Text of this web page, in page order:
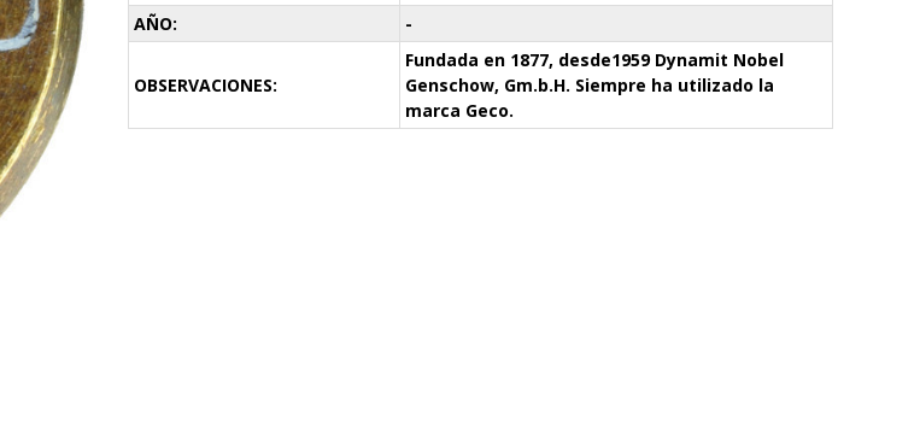
AÑO:
-
OBSERVACIONES:
Fundada en 1877, desde1959 Dynamit Nobel
Genschow, Gm.b.H. Siempre ha utilizado la
marca Geco.